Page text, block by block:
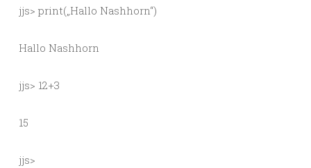
jjs> print(„Hallo Nashhorn“)
Hallo Nashhorn
jjs> 12+3
15
jjs>